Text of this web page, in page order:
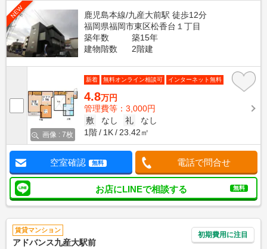
NEW
鹿児島本線/九産大前駅 徒歩12分
福岡県福岡市東区松香台１丁目
築年数
築15年
建物階数
2階建
画像 : 7枚
新着 無料オンライン相談可 インターネット無料
4.8万円
管理費等：3,000円
敷
なし 礼
なし
1階
1K 23.42㎡
空室確認 無料 電話で問合せ
お店にLINEで相談する 無料
賃貸マンション
アドバンス九産大駅前
初期費用に注目